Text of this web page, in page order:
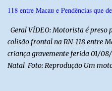
118 entre Macau e Pendências que
Geral VÍDEO: Motorista é preso
colisão frontal na RN-118 entre
criança gravemente ferida 01/
Natal Foto: Reprodução Um